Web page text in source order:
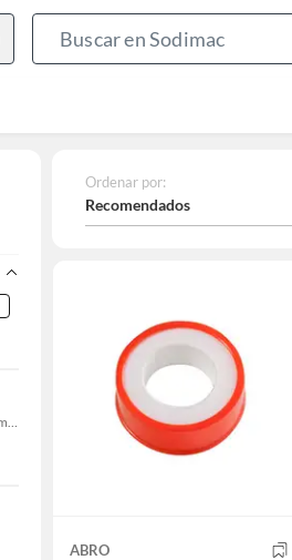
Sodimac Lima Centro, Sodimac Plaza Norte, Sodimac La Victoria, Sodimac San Miguel, Sodimac S. J. Lurigancho, Sodimac Primavera, Sodimac Chacarilla, Sodimac Av. La Molina, Sodimac Colonial, Maestro Barrios Altos, Sodimac Naranjal
Ordenar por:
Recomendados
ABRO